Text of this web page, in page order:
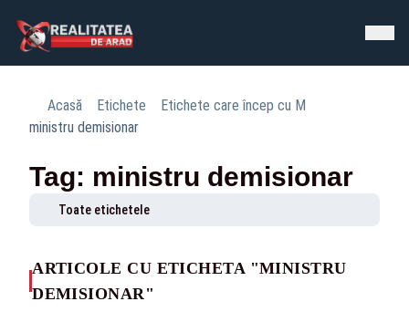
Acasă Etichete
Etichete care încep cu M
ministru demisionar
Tag: ministru demisionar
Toate etichetele
ARTICOLE CU ETICHETA "MINISTRU
DEMISIONAR"